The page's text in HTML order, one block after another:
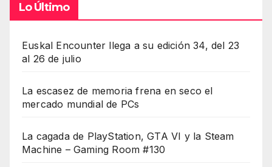
Lo Último
Euskal Encounter llega a su edición 34, del 23
al 26 de julio
La escasez de memoria frena en seco el
mercado mundial de PCs
La cagada de PlayStation, GTA VI y la Steam
Machine – Gaming Room #130